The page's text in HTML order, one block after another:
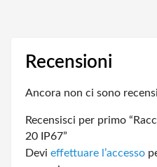
Recensioni
Ancora non ci sono
Recensisci per primo
20 IP67”
Devi effettuare l’accesso